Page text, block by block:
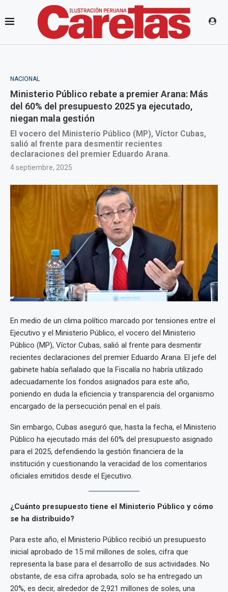
NACIONAL
Ministerio Público rebate a premier Arana: Más
del 60% del presupuesto 2025 ya ejecutado,
niegan mala gestión
El vocero del Ministerio Público (MP), Víctor Cubas,
salió al frente para desmentir recientes
declaraciones del premier Eduardo Arana.
4 septiembre, 2025
En medio de un clima político marcado por tensiones entre el
Ejecutivo y el Ministerio Público, el vocero del Ministerio
Público (MP), Víctor Cubas, salió al frente para desmentir
recientes declaraciones del premier Eduardo Arana. El jefe del
gabinete había señalado que la Fiscalía no habría utilizado
adecuadamente los fondos asignados para este año,
poniendo en duda la eficiencia y transparencia del organismo
encargado de la persecución penal en el país.
Sin embargo, Cubas aseguró que, hasta la fecha, el Ministerio
Público ha ejecutado más del 60% del presupuesto asignado
para el 2025, defendiendo la gestión financiera de la
institución y cuestionando la veracidad de los comentarios
oficiales emitidos desde el Ejecutivo.
¿Cuánto presupuesto tiene el Ministerio Público y cómo
se ha distribuido?
Para este año, el Ministerio Público recibió un presupuesto
inicial aprobado de 15 mil millones de soles, cifra que
representa la base para el desarrollo de sus actividades. No
obstante, de esa cifra aprobada, solo se ha entregado un
20%, es decir, alrededor de 2,921 millones de soles, una